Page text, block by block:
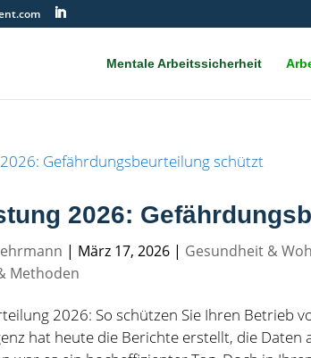
Mentale Arbeitssicherheit
2026:
| März 17, 2026 | Gesundheit &
Methoden
2026: So schützen Sie Ihren Betrieb
hat heute die Berichte erstellt, die Daten